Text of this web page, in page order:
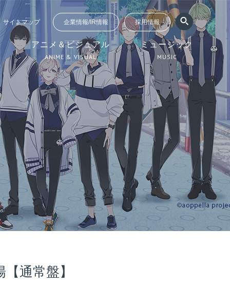
サイトマップ 企業情報/IR情報 採用情報
アニメ＆ビジュアル
ANIME & VISUAL
ミュージック
MUSIC
通常盤】